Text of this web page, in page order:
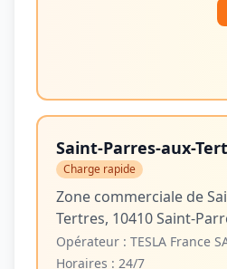
Saint-Parres-aux-
Charge rapide
Zone commerciale de
Tertres, 10410 Saint-
Opérateur : TESLA France
Horaires : 24/7